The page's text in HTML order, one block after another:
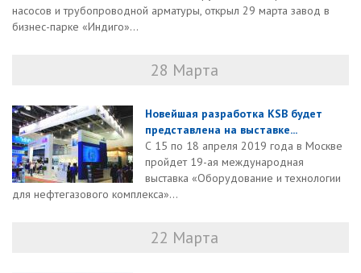
насосов и трубопроводной арматуры, открыл 29 марта завод в
бизнес-парке «Индиго»...
28 Марта
Новейшая разработка KSB будет
представлена на выставке...
С 15 по 18 апреля 2019 года в Москве
пройдет 19-ая международная
выставка «Оборудование и технологии
для нефтегазового комплекса»...
22 Марта